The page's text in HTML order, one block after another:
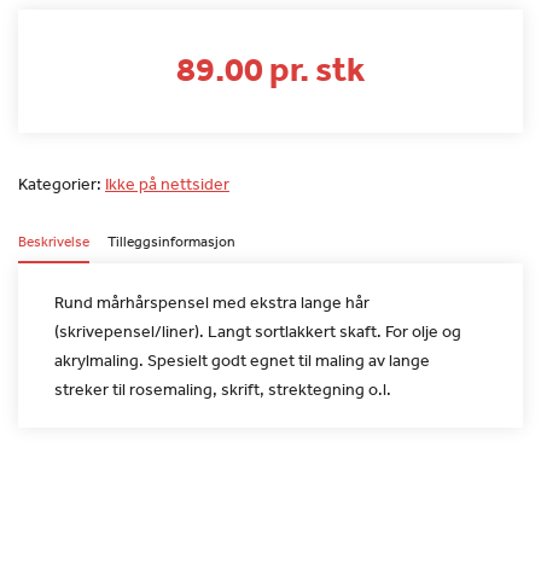
89.00 pr. stk
Kategorier: Ikke på nettsider
Beskrivelse Tilleggsinformasjon
Rund mårhårspensel med ekstra lange hår
(skrivepensel/liner). Langtsortlakkert skaft. For olje og
akrylmaling. Spesielt godt egnet tilmaling av lange
streker til rosemaling, skrift, strektegning o.l.